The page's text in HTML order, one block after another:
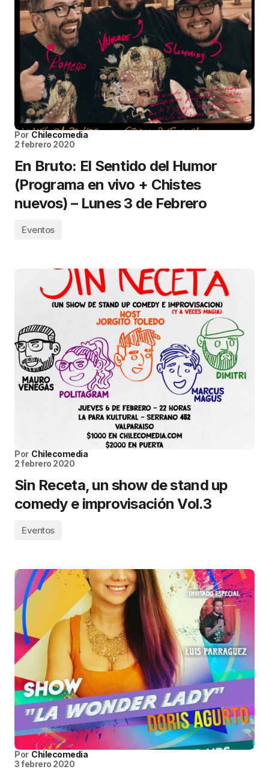
Por Chilecomedia
2 febrero 2020
En Bruto: El Sentido del Humor
(Programa en vivo + Chistes
nuevos) – Lunes 3 de Febrero
Eventos
Por Chilecomedia
2 febrero 2020
Sin Receta, un show de stand up
comedy e improvisación Vol.3
Eventos
Por Chilecomedia
3 febrero 2020